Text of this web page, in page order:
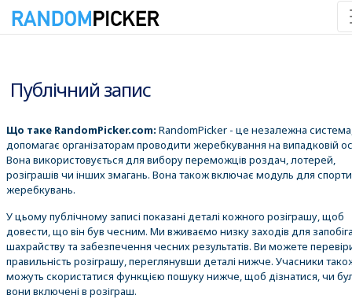
Публічний запис
Що таке RandomPicker.com: RandomPicker - це незалежна
допомагає організаторам проводити жеребкування на випадковій
Вона використовується для вибору переможців роздач, лотерей,
розіграшів чи інших змагань. Вона також включає модуль для
жеребкувань.
У цьому публічному записі показані деталі кожного розіграшу, щоб
довести, що він був чесним. Ми вживаємо низку заходів для
шахрайству та забезпечення чесних результатів. Ви можете
правильність розіграшу, переглянувши деталі нижче. Учасники
можуть скористатися функцією пошуку нижче, щоб дізнатися, чи
вони включені в розіграш.